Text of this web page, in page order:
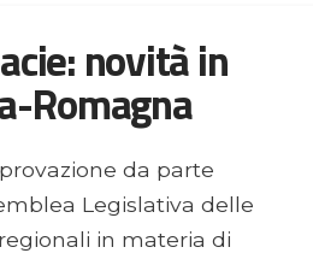
novità in
Romagna
da parte
Legislativa delle
in materia di